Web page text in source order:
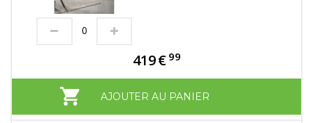
419€ 99
AJOUTER AU PANIER